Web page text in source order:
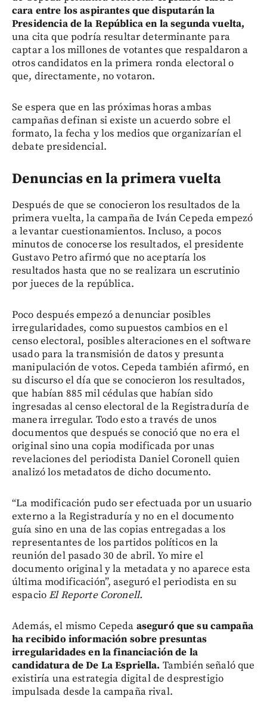
cara entre los aspirantes que disputarán la
Presidencia de la República en la segunda vuelta,
una cita que podría resultar determinante para
captar a los millones de votantes que respaldaron a
otros candidatos en la primera ronda electoral o
que, directamente, no votaron.
Se espera que en las próximas horas ambas
campañas definan si existe un acuerdo sobre el
formato, la fecha y los medios que organizarían el
debate presidencial.
Denuncias en la primera vuelta
Después de que se conocieron los resultados de la
primera vuelta, la campaña de Iván Cepeda empezó
a levantar cuestionamientos. Incluso, a pocos
minutos de conocerse los resultados, el presidente
Gustavo Petro afirmó que no aceptaría los
resultados hasta que no se realizara un escrutinio
por jueces de la república.
Poco después empezó a denunciar posibles
irregularidades, como supuestos cambios en el
censo electoral, posibles alteraciones en el software
usado para la transmisión de datos y presunta
manipulación de votos. Cepeda también afirmó, en
su discurso el día que se conocieron los resultados,
que habían 885 mil cédulas que habían sido
ingresadas al censo electoral de la Registraduría de
manera irregular. Todo esto a través de unos
documentos que después se conoció que no era el
original sino una copia modificada por unas
revelaciones del periodista Daniel Coronell quien
analizó los metadatos de dicho documento.
“La modificación pudo ser efectuada por un usuario
externo a la Registraduría y no en el documento
guía sino en una de las copias entregadas a los
representantes de los partidos políticos en la
reunión del pasado 30 de abril. Yo mire el
documento original y la metadata y no aparece esta
última modificación”, aseguró el periodista en su
espacioEl Reporte Coronell.
Además, el mismo Cepeda aseguró que su campaña
ha recibido información sobre presuntas
irregularidades en la financiación de la
candidatura de De La Espriella. También señaló que
existiría una estrategia digital de desprestigio
impulsada desde la campaña rival.